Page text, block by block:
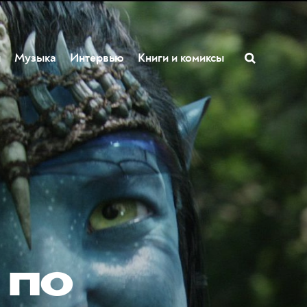
Музыка Интервью Книги и комиксы